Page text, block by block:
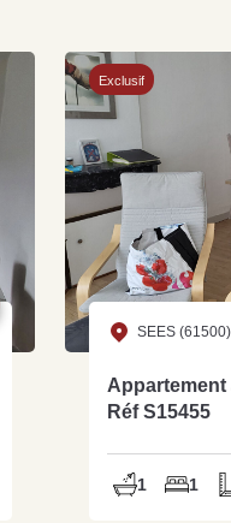
Exclusif
SEES (61500)
Appartement
Réf S15455
1 1